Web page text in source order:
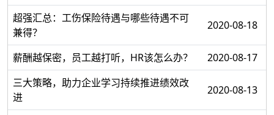
超强汇总：工伤保险待遇与哪些待遇不可
兼得？
2020-08-18
薪酬越保密，员工越打听，HR该怎么办？
2020-08-17
三大策略，助力企业学习持续推进绩效改
进
2020-08-13